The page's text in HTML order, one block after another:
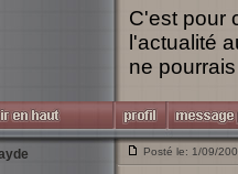
C'est pour
l'actualité
ne
Posté le: 1/09/